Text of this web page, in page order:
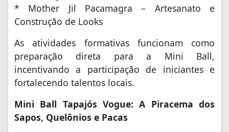
* Mother Jil Pacamagra – Artesanato e
Construção de Looks
As atividades formativas funcionam como
preparação direta para a Mini Ball,
incentivando a participação de iniciantes e
fortalecendo talentos locais.
Mini Ball Tapajós Vogue: A Piracema dos
Sapos, Quelônios e Pacas